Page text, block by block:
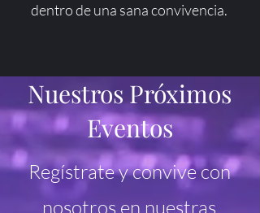
dentro de una sana convivencia.
Nuestros Próximos
Eventos
Regístrate y convive con
nosotros en nuestras